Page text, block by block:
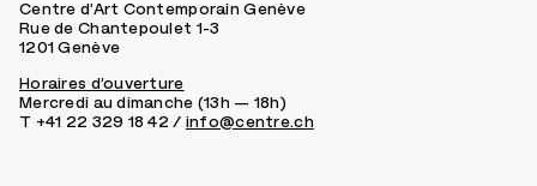
Centre d’Art Contemporain Genève
Rue de Chantepoulet 1-3
1201 Genève
Horaires d’ouverture
Mercredi au dimanche (13h — 18h)
T +41 22 329 18 42 / info@centre.ch